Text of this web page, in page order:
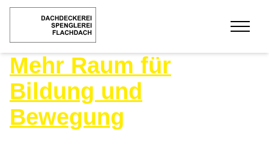
Mehr Raum für
Bildung und
Bewegung